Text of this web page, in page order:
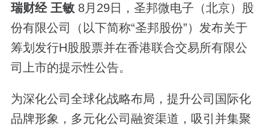
瑞财经 王敏 8月29日，圣邦微电子（北京）股
份有限公司（以下简称“圣邦股份”）发布关于
筹划发行H股股票并在香港联合交易所有限公
司上市的提示性公告。
为深化公司全球化战略布局，提升公司国际化
品牌形象，多元化公司融资渠道，吸引并集聚